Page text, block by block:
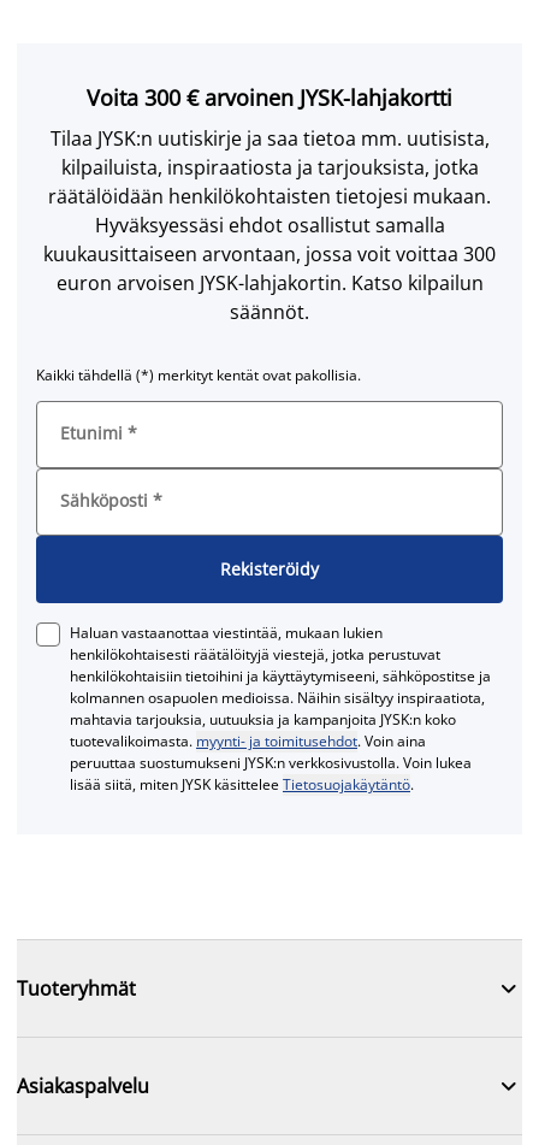
Voita 300 € arvoinen JYSK-lahjakortti
Tilaa JYSK:n uutiskirje ja saa tietoa mm. uutisista,
kilpailuista, inspiraatiosta ja tarjouksista, jotka
räätälöidään henkilökohtaisten tietojesi mukaan.
Hyväksyessäsi ehdot osallistut samalla
kuukausittaiseen arvontaan, jossa voit voittaa 300
euron arvoisen JYSK-lahjakortin. Katso kilpailun
säännöt.
Kaikki tähdellä (*) merkityt kentät ovat pakollisia.
Etunimi *
Sähköposti *
Rekisteröidy
Haluan vastaanottaa viestintää, mukaan lukien
henkilökohtaisesti räätälöityjä viestejä, jotka perustuvat
henkilökohtaisiin tietoihini ja käyttäytymiseeni, sähköpostitse ja
kolmannen osapuolen medioissa. Näihin sisältyy inspiraatiota,
mahtavia tarjouksia, uutuuksia ja kampanjoita JYSK:n koko
tuotevalikoimasta. myynti- ja toimitusehdot. Voin aina
peruuttaa suostumukseni JYSK:n verkkosivustolla. Voin lukea
lisää siitä, miten JYSK käsitteleeTietosuojakäytäntö.
Tuoteryhmät 
Asiakaspalvelu 